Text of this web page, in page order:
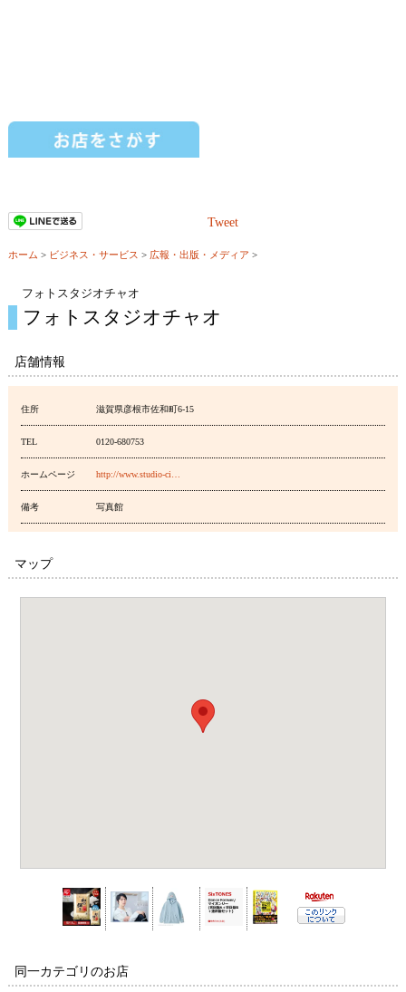
Tweet
ホーム > ビジネス・サービス > 広報・出版・メディア >
フォトスタジオチャオ
フォトスタジオチャオ
店舗情報
住所 滋賀県彦根市佐和町6-15
TEL 0120-680753
ホームページ http://www.studio-ci…
備考 写真館
マップ
同一カテゴリのお店